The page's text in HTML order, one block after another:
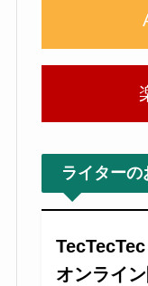
ライターの
オンライ